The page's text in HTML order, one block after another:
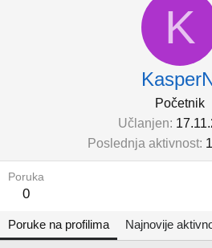
K
Početnik
Učlanjen
Poslednja aktivnost
Poruka
0
Poruke na profilima Najnovije